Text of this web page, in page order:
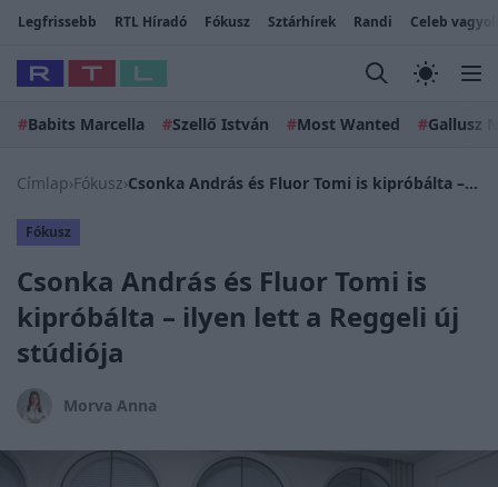
Legfrissebb RTL Híradó Fókusz Sztárhírek Randi Celeb
#Babits Marcella #Szellő István #Most Wanted #Gallusz
Címlap›Fókusz› Csonka András és Fluor Tomi is kipróbálta – ilyen lett a Reggeli új stúdiója
Fókusz
Csonka András és Fluor Tomi is
kipróbálta – ilyen lett a Reggeli új
stúdiója
Morva Anna